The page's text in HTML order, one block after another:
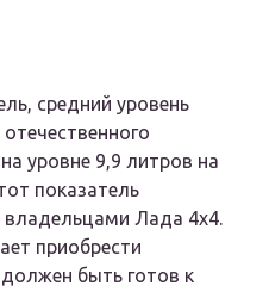
средний уровень
уровне 9,9 литров на
показатель
Лада 4х4.
приобрести
быть готов к